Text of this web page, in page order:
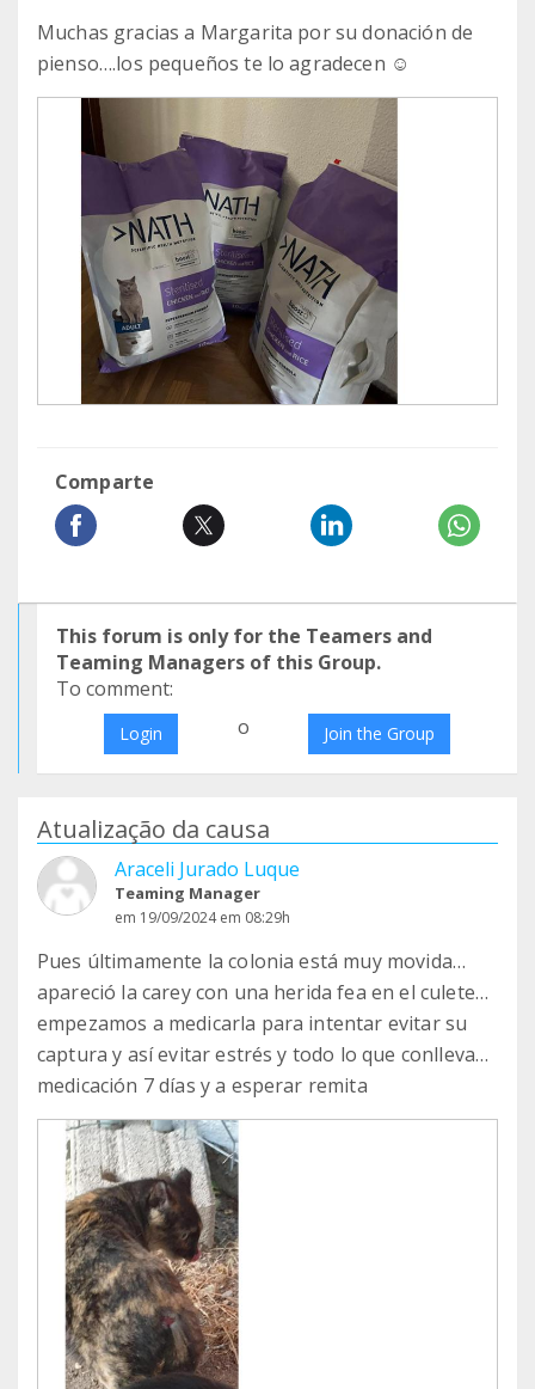
Muchas gracias a Margarita por su donación de
pienso….los pequeños te lo agradecen ☺️
Comparte
This forum is only for the Teamers and
Teaming Managers of this Group.
To comment:
Login o Join the Group
Atualização da causa
Araceli Jurado Luque
Teaming Manager
em 19/09/2024 em 08:29h
Pues últimamente la colonia está muy movida…
apareció la carey con una herida fea en el culete…
empezamos a medicarla para intentar evitar su
captura y así evitar estrés y todo lo que conlleva…
medicación 7 días y a esperar remita